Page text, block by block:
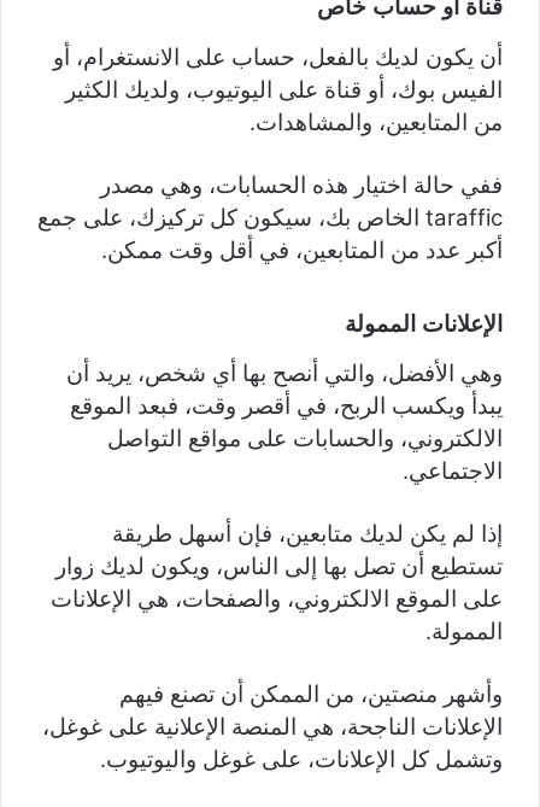
قناة أو حساب خاص
أن يكون لديك بالفعل، حساب على الانستغرام، أو
الفيس بوك، أو قناة على اليوتيوب، ولديك الكثير
من المتابعين، والمشاهدات.
ففي حالة اختيار هذه الحسابات، وهي مصدر
taraffic الخاص بك، سيكون كل تركيزك، على جمع
أكبر عدد من المتابعين، في أقل وقت ممكن.
الإعلانات الممولة
وهي الأفضل، والتي أنصح بها أي شخص، يريد أن
يبدأ ويكسب الربح، في أقصر وقت، فبعد الموقع
الالكتروني، والحسابات على مواقع التواصل
الاجتماعي.
إذا لم يكن لديك متابعين، فإن أسهل طريقة
تستطيع أن تصل بها إلى الناس، ويكون لديك زوار
على الموقع الالكتروني، والصفحات، هي الإعلانات
الممولة.
وأشهر منصتين، من الممكن أن تصنع فيهم
الإعلانات الناجحة، هي المنصة الإعلانية على غوغل،
وتشمل كل الإعلانات، على غوغل واليوتيوب.